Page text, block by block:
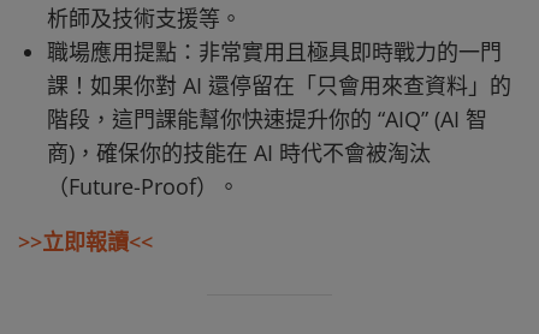
析師及技術支援等。
職場應用提點：非常實用且極具即時戰力的一門
課！如果你對 AI 還停留在「只會用來查資料」的
階段，這門課能幫你快速提升你的 “AIQ” (AI 智
商)，確保你的技能在 AI 時代不會被淘汰
（Future-Proof）。
>>立即報讀<<